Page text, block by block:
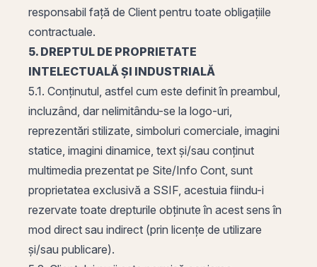
responsabil față de Client pentru toate obligațiile
contractuale.
5. DREPTUL DE PROPRIETATE
INTELECTUALĂ ȘI INDUSTRIALĂ
5.1. Conținutul, astfel cum este definit în preambul,
incluzând, dar nelimitându-se la logo-uri,
reprezentări stilizate, simboluri comerciale, imagini
statice, imagini dinamice, text și/sau conținut
multimedia prezentat pe Site/Info Cont, sunt
proprietatea exclusivă a SSIF, acestuia fiindu-i
rezervate toate drepturile obținute în acest sens în
mod direct sau indirect (prin licențe de utilizare
și/sau publicare).